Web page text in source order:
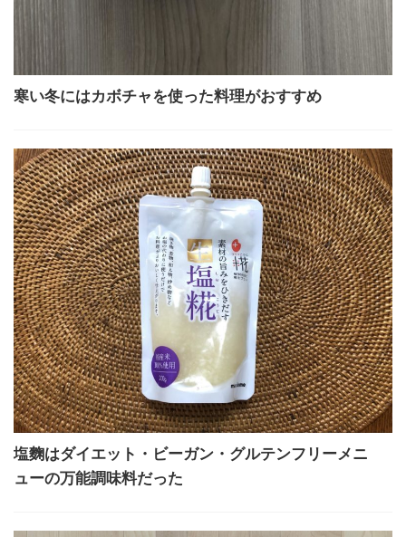
寒い冬にはカボチャを使った料理がおすすめ
塩麴はダイエット・ビーガン・グルテンフリーメニ
ューの万能調味料だった